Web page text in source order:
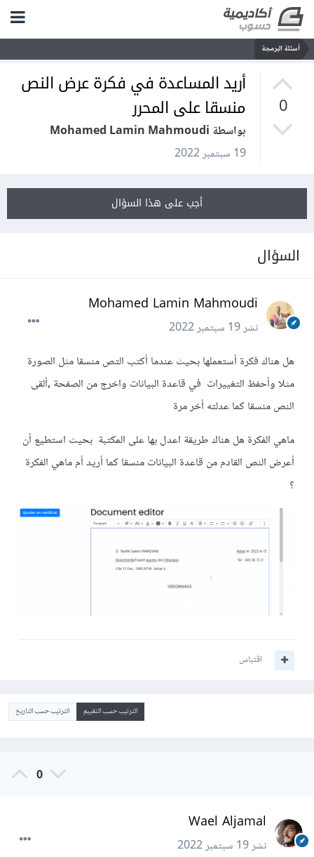
أسئلة البرمجة
0
أريد المساعدة في فكرة عرض النص
منسقا على المحرر
بواسطة Mohamed Lamin Mahmoudi
19 سبتمبر 2022
أجب على هذا السؤال
السؤال
Mohamed Lamin Mahmoudi
نشر19 سبتمبر 2022
هل هناك فكرة أستعملها بحيث عندما أكتب التص منسقا مثل الصورة
مثلا وأحفظ التغييرات في قاعدة البيانات واخرج من الصفحة ,ألقى
النص منسقا كما عدلته أخر مرة
ماهي الفكرة هل هناك طريقة اعدل بها على المكتبة بحيث استطيع أن
أعرض النص القادم من قاعدة البيانات منسقا كما أريد أم ماهي الفكرة
؟
اقتباس
الترتيب حسب التقييم الترتيب حسب التاريخ
0
Wael Aljamal
نشر19 سبتمبر 2022